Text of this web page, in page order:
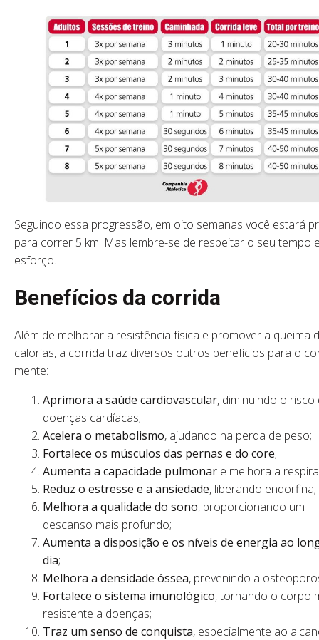
Seguindo essa progressão, em oito semanas você estará
para correr 5 km! Mas lembre-se de respeitar o seu tempo
esforço.
Benefícios da corrida
Além de melhorar a resistência física e promover a queima
calorias, a corrida traz diversos outros benefícios para o
mente:
Aprimora a saúde cardiovascular, diminuindo o risco
doenças cardíacas;
Acelera o metabolismo, ajudando na perda de peso;
Fortalece os músculos das pernas e do core;
Aumenta a capacidade pulmonar e melhora a
Reduz o estresse e a ansiedade, liberando endorfina;
Melhora a qualidade do sono, proporcionando um
descanso mais profundo;
Aumenta a disposição e os níveis de energia ao
dia;
Melhora a densidade óssea, prevenindo a
Fortalece o sistema imunológico, tornando o corpo
resistente a doenças;
Traz um senso de conquista, especialmente ao